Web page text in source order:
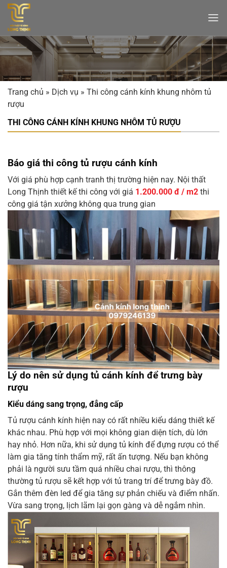
Bỏ
qua
nội
dung
Trang chủ » Dịch vụ » Thi công cánh kính khung nhôm tủ
rượu
THI CÔNG CÁNH KÍNH KHUNG NHÔM TỦ RƯỢU
Báo giá thi công tủ rượu cánh kính
Với giá phù hợp cạnh tranh thị trường hiện nay. Nội thất
Long Thịnh thiết kế thi công với giá 1.200.000 đ / m2 thi
công giá tận xưởng không qua trung gian
Lý do nên sử dụng tủ cánh kính để trưng bày
rượu
Kiểu dáng sang trọng, đẳng cấp
Tủ rượu cánh kính hiện nay có rất nhiều kiểu dáng thiết kế
khác nhau. Phù hợp với mọi không gian diện tích, dù lớn
hay nhỏ. Hơn nữa, khi sử dụng tủ kính để đựng rượu có thể
làm gia tăng tính thẩm mỹ, rất ấn tượng. Nếu bạn không
phải là người sưu tầm quá nhiều chai rượu, thì thông
thường tủ rượu sẽ kết hợp với tủ trang trí để trưng bày đồ.
Gắn thêm đèn led để gia tăng sự phản chiếu và điểm nhấn.
Vừa sang trọng, lịch lãm lại gọn gàng và dễ ngắm nhìn.